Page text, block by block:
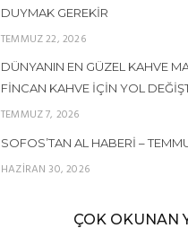
DUYMAK GEREKIR
TEMMUZ 22, 2026
DÜNYANIN EN GÜZEL KAHVE
FINCAN KAHVE İÇIN YOL
TEMMUZ 7, 2026
SOFOS’TAN AL HABERI –
HAZIRAN 30, 2026
ÇOK OKUNAN